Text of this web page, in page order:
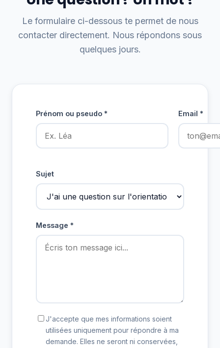
Le formulaire ci-dessous te permet de nous
contacter directement. Nous répondons sous
quelques jours.
Prénom ou pseudo * Email *
Sujet
Message *
J'accepte que mes informations soient
utilisées uniquement pour répondre à ma
demande. Elles ne seront ni conservées,